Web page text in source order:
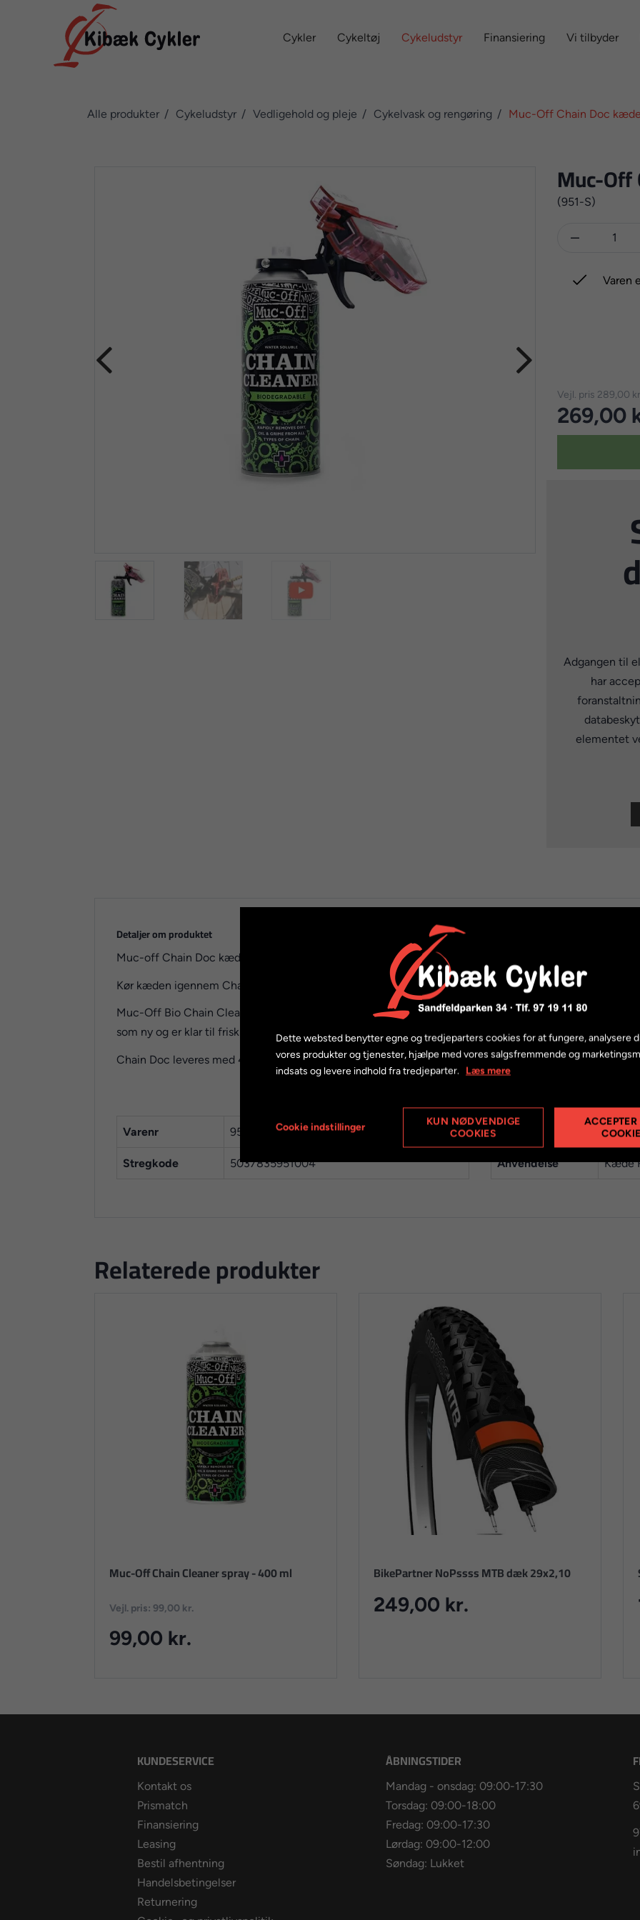
Cykler Cykeltøj Cykeludstyr Finansiering Vi tilbyder
Alle produkter Cykeludstyr Vedligehold og pleje Cykelvask og rengøring Muc-Off Chain Doc
Muc-
(951-S)

 Varen
Vejl. pris 289,00
269,00
Adgangen til
har
elementet
Detaljer om produktet
Muc-off Chain Doc kæderenser med Bio Chain Cleaner Spray hjælper dig til nem og hurtig rengøring
Kør kæden igennem Chain Doc mens den sidder på cyklen, skyld med vand, tør kæde og smør med
Muc-Off Bio Chain Cleaner er en biologisk affedter på spray til rengøring af cykelkæden. Efter brug
som ny og er klar til frisk kædeolie.
Chain Doc leveres med 400 ml Bio Chain Cleaner.
Varenr 951-S
Stregkode 5037835951004
Muc-
Anvendelse Kæde
Relaterede produkter
Muc-Off Chain Cleaner spray - 400 ml
Vejl. pris: 99,00 kr.
99,00 kr.
BikePartner NoPssss MTB dæk 29x2,10
249,00 kr.
KUNDESERVICE
Kontakt os
Prismatch
Finansiering
Leasing
Bestil afhentning
Handelsbetingelser
Returnering
ÅBNINGSTIDER
Mandag - onsdag: 09:00-17:30
Torsdag: 09:00-18:00
Fredag: 09:00-17:30
Lørdag: 09:00-12:00
Søndag: Lukket
Dette websted benytter egne og tredjeparters cookies for at fungere, analysere
vores produkter og tjenester, hjælpe med vores salgsfremmende og
indsats og levere indhold fra tredjeparter. Læs mere
Cookie indstillinger
KUN NØDVENDIGE
COOKIES